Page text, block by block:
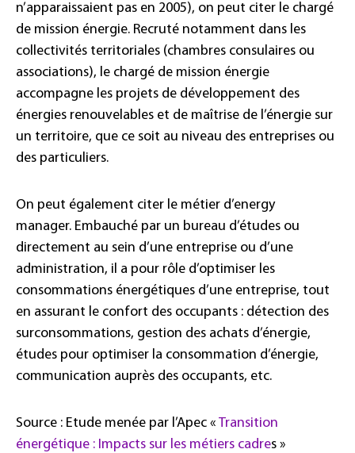
n’apparaissaient pas en 2005), on peut citer le chargé
de mission énergie. Recruté notamment dans les
collectivités territoriales (chambres consulaires ou
associations), le chargé de mission énergie
accompagne les projets de développement des
énergies renouvelables et de maîtrise de l’énergie sur
un territoire, que ce soit au niveau des entreprises ou
des particuliers.
On peut également citer le métier d’energy
manager. Embauché par un bureau d’études ou
directement au sein d’une entreprise ou d’une
administration, il a pour rôle d’optimiser les
consommations énergétiques d’une entreprise, tout
en assurant le confort des occupants : détection des
surconsommations, gestion des achats d’énergie,
études pour optimiser la consommation d’énergie,
communication auprès des occupants, etc.
Source : Etude menée par l’Apec « Transition
énergétique : Impacts sur les métiers cadres »